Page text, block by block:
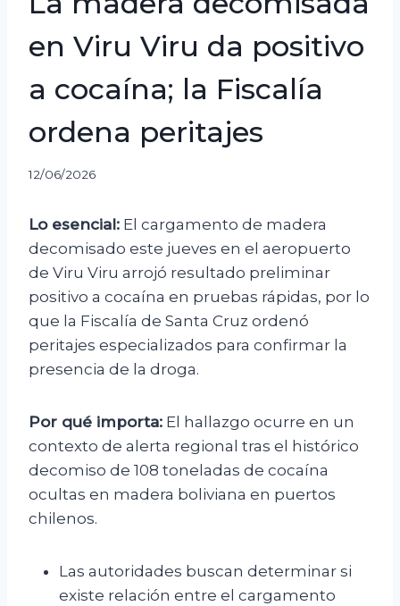
en Viru Viru da positivo
a cocaína; la Fiscalía
ordena peritajes
12/06/2026
Lo esencial: El cargamento de madera
decomisado este jueves en el aeropuerto
de Viru Viru arrojó resultado preliminar
positivo a cocaína en pruebas rápidas, por lo
que la Fiscalía de Santa Cruz ordenó
peritajes especializados para confirmar la
presencia de la droga.
Por qué importa: El hallazgo ocurre en un
contexto de alerta regional tras el histórico
decomiso de 108 toneladas de cocaína
ocultas en madera boliviana en puertos
chilenos.
Las autoridades buscan determinar si
existe relación entre el cargamento